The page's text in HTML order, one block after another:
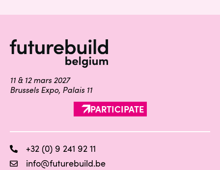
11 & 12 mars 2027
Brussels Expo, Palais 11
PARTICIPATE
+32 (0) 9 241 92 11
info@futurebuild.be